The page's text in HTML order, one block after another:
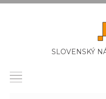
SLOVENSKÝ